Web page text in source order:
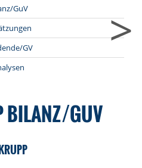
GuV
GV
>
BILANZ/GUV